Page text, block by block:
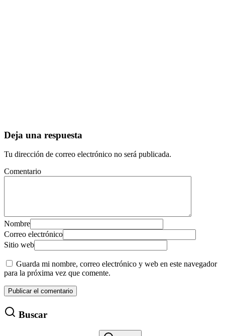
Deja una respuesta
Tu dirección de correo electrónico no será publicada.
Comentario
Nombre
Correo electrónico
Sitio web
Guarda mi nombre, correo electrónico y web en este navegador
para la próxima vez que comente.
Buscar